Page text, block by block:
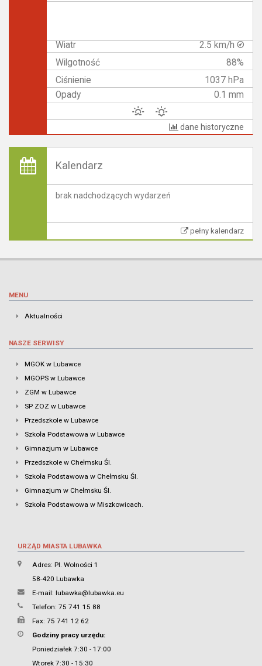
Wiatr
2.5 km/h
Wilgotność
88%
Ciśnienie
1037 hPa
Opady
0.1 mm
dane historyczne
Kalendarz
brak nadchodzących wydarzeń
pełny kalendarz
MENU
Aktualności
NASZE SERWISY
MGOK w Lubawce
MGOPS w Lubawce
ZGM w Lubawce
SP ZOZ w Lubawce
Przedszkole w Lubawce
Szkoła Podstawowa w Lubawce
Gimnazjum w Lubawce
Przedszkole w Chełmsku Śl.
Szkoła Podstawowa w Chełmsku Śl.
Gimnazjum w Chełmsku Śl.
Szkoła Podstawowa w Miszkowicach.
URZĄD MIASTA LUBAWKA
Adres: Pl. Wolności 1
58-420 Lubawka
E-mail: lubawka@lubawka.eu
Telefon: 75 741 15 88
Fax: 75 741 12 62
Godziny pracy urzędu:
Poniedziałek 7:30 - 17:00
Wtorek 7:30 - 15:30